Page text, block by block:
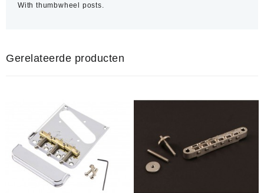
With thumbwheel posts.
Gerelateerde producten